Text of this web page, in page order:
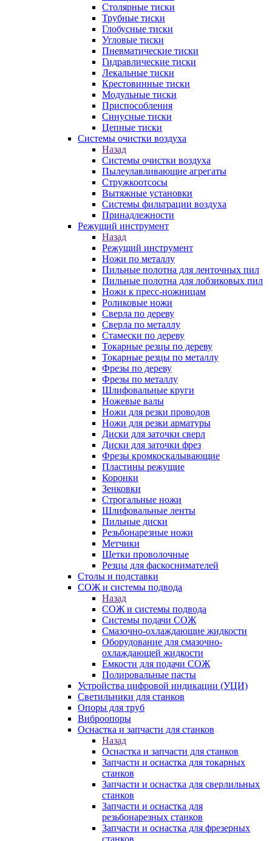
Столярные тиски
Трубные тиски
Глобусные тиски
Угловые тиски
Пневматические тиски
Гидравлические тиски
Лекальные тиски
Крестовинные тиски
Модульные тиски
Приспособления
Синусные тиски
Цепные тиски
Системы очистки воздуха
Назад
Системы очистки воздуха
Пылеулавливающие агрегаты
Стружкоотсосы
Вытяжные установки
Системы фильтрации воздуха
Принадлежности
Режущий инструмент
Назад
Режущий инструмент
Ножи по металлу
Пильные полотна для ленточных пил
Пильные полотна для лобзиковых пил
Ножи к пресс-ножницам
Роликовые ножи
Сверла по дереву
Сверла по металлу
Стамески по дереву
Токарные резцы по дереву
Токарные резцы по металлу
Фрезы по дереву
Фрезы по металлу
Шлифовальные круги
Ножевые валы
Ножи для резки проводов
Ножи для резки арматуры
Диски для заточки сверл
Диски для заточки фрез
Фрезы кромкоскалывающие
Пластины режущие
Коронки
Зенковки
Строгальные ножи
Шлифовальные ленты
Пильные диски
Резьбонарезные ножи
Метчики
Щетки проволочные
Резцы для фаскоснимателей
Столы и подставки
СОЖ и системы подвода
Назад
СОЖ и системы подвода
Системы подачи СОЖ
Смазочно-охлаждающие жидкости
Оборудование для смазочно-
охлаждающей жидкости
Емкости для подачи СОЖ
Полировальные пасты
Устройства цифровой индикации (УЦИ)
Светильники для станков
Опоры для труб
Виброопоры
Оснастка и запчасти для станков
Назад
Оснастка и запчасти для станков
Запчасти и оснастка для токарных
станков
Запчасти и оснастка для сверлильных
станков
Запчасти и оснастка для
резьбонарезных станков
Запчасти и оснастка для фрезерных
станков